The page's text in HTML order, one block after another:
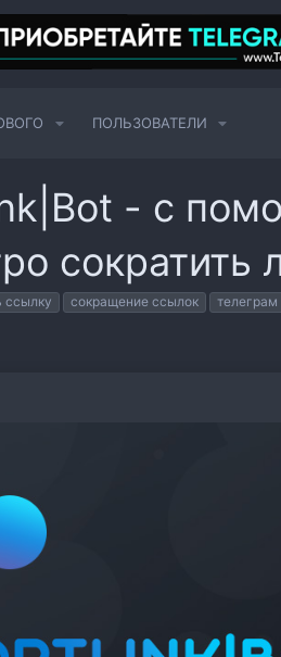
ПОЛЬЗОВАТЕЛИ
- с
ссылку сокращение ссылок телеграм